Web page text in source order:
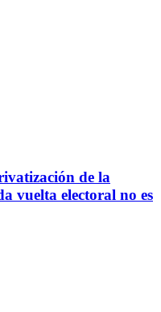
de la
vuelta electoral no es